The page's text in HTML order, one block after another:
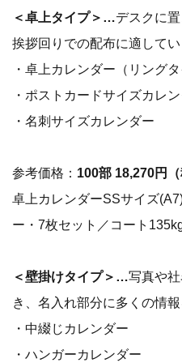
＜卓上タイプ＞…デスクに
挨拶回りでの配布に適してい
・卓上カレンダー（リングタ
・ポストカードサイズカレ
・名刺サイズカレンダー
参考価格： 100部 18,270円（
卓上カレンダーSSサイズ
ー・7枚セット／コート
＜壁掛けタイプ＞…写真や
き、名入れ部分に多くの情
・中綴じカレンダー
・ハンガーカレンダー